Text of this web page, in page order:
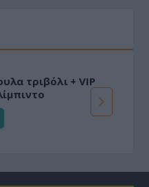
τριβόλι + VIP